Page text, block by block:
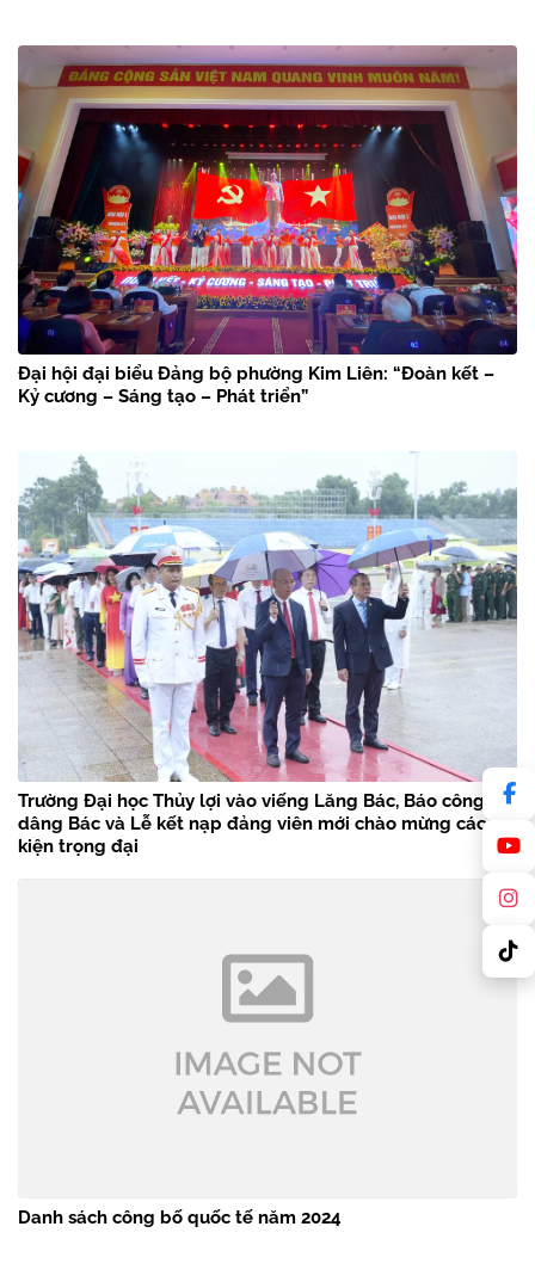
Đại hội đại biểu Đảng bộ phường Kim Liên: “Đoàn kết –
Kỷ cương – Sáng tạo – Phát triển”
Trường Đại học Thủy lợi vào viếng Lăng Bác, Báo công
dâng Bác và Lễ kết nạp đảng viên mới chào mừng các sự
kiện trọng đại
Danh sách công bố quốc tế năm 2024